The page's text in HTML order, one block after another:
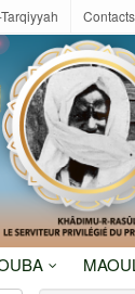
Contacts